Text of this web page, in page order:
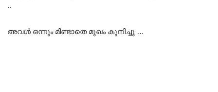
..
അവൾ ഒന്നും മിണ്ടാതെ മുഖം കുനിച്ചു …